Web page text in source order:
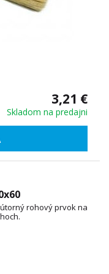
3,21 €
Skladom na predajni
rohový prvok na